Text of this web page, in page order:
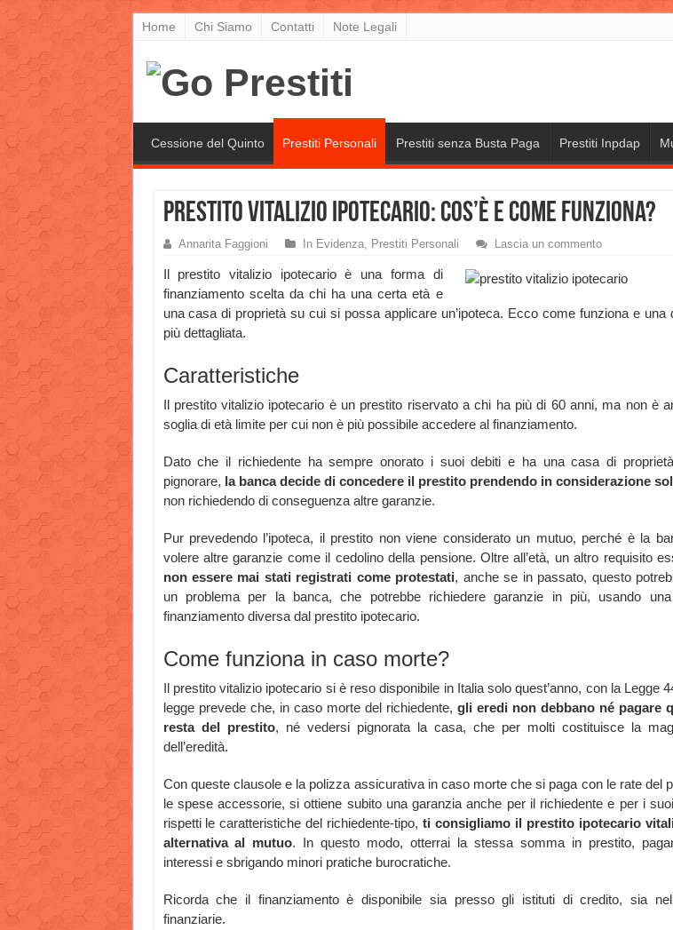
Home Chi Siamo Contatti Note Legali
Cessione del Quinto Prestiti Personali Prestiti senza Busta Paga Prestiti Inpdap
Prestito Vitalizio Ipotecario: cos’è e come funziona?
Annarita Faggioni In Evidenza, Prestiti Personali Lascia un commento
Il prestito vitalizio ipotecario è una forma di
finanziamento scelta da chi ha una certa età e
una casa di proprietà su cui si possa applicare un’ipoteca. Ecco come funziona e una
più dettagliata.
Caratteristiche
Il prestito vitalizio ipotecario è un prestito riservato a chi ha più di 60 anni, ma non è
soglia di età limite per cui non è più possibile accedere al finanziamento.
Dato che il richiedente ha sempre onorato i suoi debiti e ha una casa di
pignorare, la banca decide di concedere il prestito prendendo in considerazione
non richiedendo di conseguenza altre garanzie.
Pur prevedendo l’ipoteca, il prestito non viene considerato un mutuo, perché è la
volere altre garanzie come il cedolino della pensione. Oltre all’età, un altro requisito
non essere mai stati registrati come protestati, anche se in passato, questo
un problema per la banca, che potrebbe richiedere garanzie in più, usando
finanziamento diversa dal prestito ipotecario.
Come funziona in caso morte?
Il prestito vitalizio ipotecario si è reso disponibile in Italia solo quest’anno, con la Legge
legge prevede che, in caso morte del richiedente, gli eredi non debbano né pagare
resta del prestito, né vedersi pignorata la casa, che per molti costituisce la
dell’eredità.
Con queste clausole e la polizza assicurativa in caso morte che si paga con le rate del
le spese accessorie, si ottiene subito una garanzia anche per il richiedente e per i
rispetti le caratteristiche del richiedente-tipo,ti consigliamo il prestito ipotecario
alternativa al mutuo. In questo modo, otterrai la stessa somma in prestito,
interessi e sbrigando minori pratiche burocratiche.
Ricorda che il finanziamento è disponibile sia presso gli istituti di credito, sia
finanziarie.